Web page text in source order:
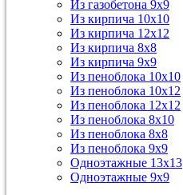
Из газобетона 9х9
Из кирпича 10х10
Из кирпича 12х12
Из кирпича 8х8
Из кирпича 9х9
Из пеноблока 10х10
Из пеноблока 10х12
Из пеноблока 12х12
Из пеноблока 8х10
Из пеноблока 8х8
Из пеноблока 9х9
Одноэтажные 13х13
Одноэтажные 9х9